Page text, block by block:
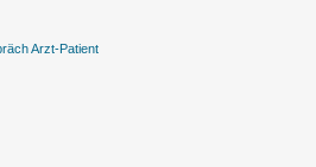
Arzt-Patient